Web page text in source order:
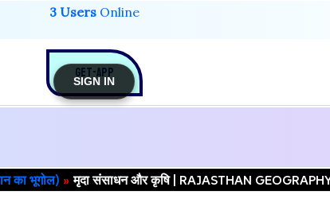
3 UsersOnline
GET-APP
का भूगोल) मृदा संसाधन और कृषि | RAJASTHAN
SIGN IN